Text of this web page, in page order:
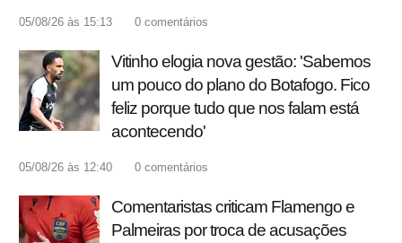
05/08/26 às 15:13 0 comentários
Vitinho elogia nova gestão: 'Sabemos
um pouco do plano do Botafogo. Fico
feliz porque tudo que nos falam está
acontecendo'
05/08/26 às 12:40 0 comentários
Comentaristas criticam Flamengo e
Palmeiras por troca de acusações